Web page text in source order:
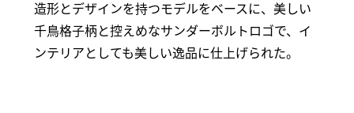
造形とデザインを持つモデルをベースに、美しい
千鳥格子柄と控えめなサンダーボルトロゴで、イ
ンテリアとしても美しい逸品に仕上げられた。